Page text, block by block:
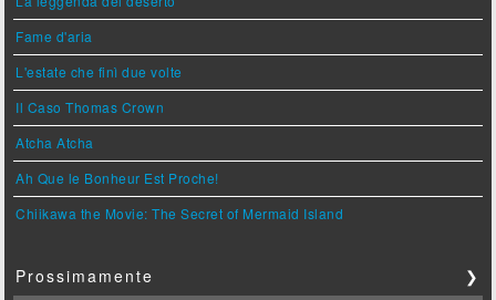
Fame d'aria
L'estate che finì due volte
Il Caso Thomas Crown
Atcha Atcha
Ah Que le Bonheur Est Proche!
Chiikawa the Movie: The Secret of Mermaid Island
Prossimamente ❯